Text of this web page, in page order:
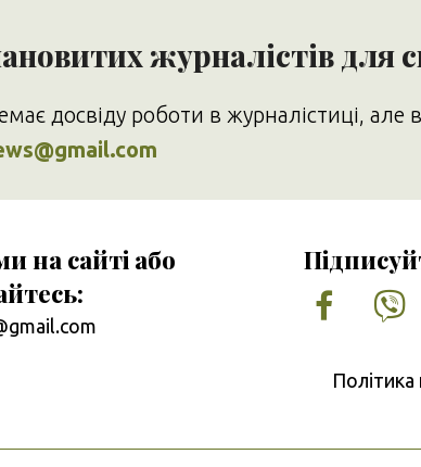
журналістів для
досвіду роботи в журналістиці,
на сайті або
Політика